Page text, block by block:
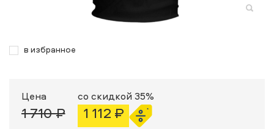
в избранное
Цена
1 710 ₽
со скидкой 35%
1 112 ₽